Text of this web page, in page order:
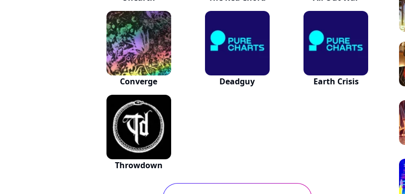
Converge Deadguy Earth Crisis
Throwdown